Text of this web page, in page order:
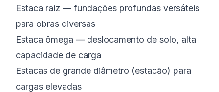
Estaca raiz — fundações profundas versáteis
para obras diversas
Estaca ômega — deslocamento de solo, alta
capacidade de carga
Estacas de grande diâmetro (estacão) para
cargas elevadas